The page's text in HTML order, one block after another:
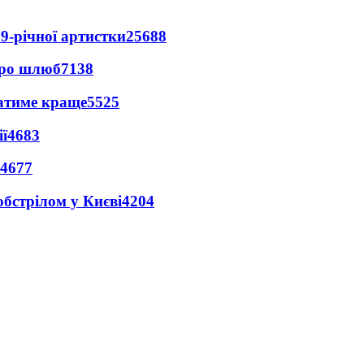
річної артистки25688
шлюб7138
краще5525
4683
4677
у Києві4204